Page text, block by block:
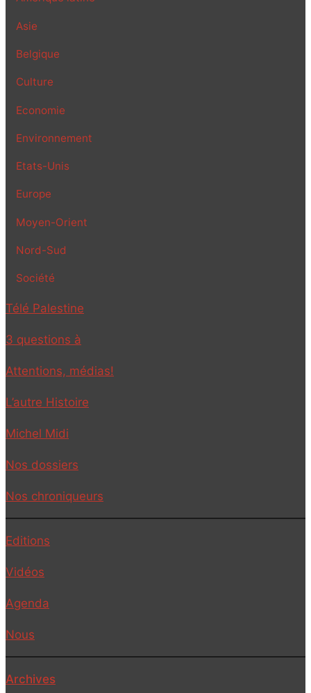
Asie
Belgique
Culture
Economie
Environnement
Etats-Unis
Europe
Moyen-Orient
Nord-Sud
Société
Télé Palestine
3 questions à
Attentions, médias!
L’autre Histoire
Michel Midi
Nos dossiers
Nos chroniqueurs
Editions
Vidéos
Agenda
Nous
Archives